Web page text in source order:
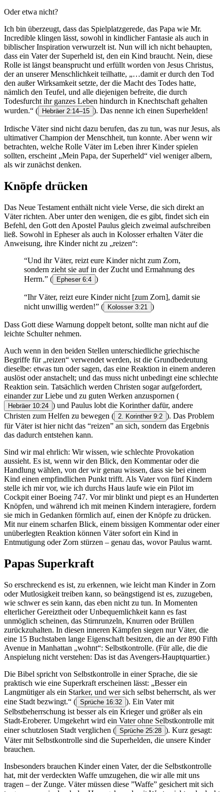
Oder etwa nicht?
Ich bin überzeugt, dass das Spielplatzgerede, das Papa wie Mr.
Incredible klingen lässt, sowohl in kindlicher Fantasie als auch in
biblischer Inspiration verwurzelt ist. Nun will ich nicht behaupten,
dass ein Vater der Superheld ist, den ein Kind braucht. Nein, diese
Rolle ist längst beansprucht und erfüllt worden von Jesus Christus,
der an unserer Menschlichkeit teilhatte, „…damit er durch den Tod
den außer Wirksamkeit setzte, der die Macht des Todes hatte,
nämlich den Teufel, und alle diejenigen befreite, die durch
Todesfurcht ihr ganzes Leben hindurch in Knechtschaft gehalten
wurden.“ ( Hebräer 2:14–15 ). Das nenne ich einen Superhelden!
Irdische Väter sind nicht dazu berufen, das zu tun, was nur Jesus, als
ultimativer Champion der Menschheit, tun konnte. Aber wenn wir
betrachten, welche Rolle Väter im Leben ihrer Kinder spielen
sollten, erscheint „Mein Papa, der Superheld“ viel weniger albern,
als wir zunächst denken.
Knöpfe drücken
Das Neue Testament enthält nicht viele Verse, die sich direkt an
Väter richten. Aber unter den wenigen, die es gibt, findet sich ein
Befehl, den Gott den Apostel Paulus gleich zweimal aufschreiben
ließ. Sowohl in Epheser als auch in Kolosser erhalten Väter die
Anweisung, ihre Kinder nicht zu „reizen“:
“Und ihr Väter, reizt eure Kinder nicht zum Zorn,
sondern zieht sie auf in der Zucht und Ermahnung des
Herrn.” ( Epheser 6:4 )
“Ihr Väter, reizt eure Kinder nicht [zum Zorn], damit sie
nicht unwillig werden!” ( Kolosser 3:21 )
Dass Gott diese Warnung doppelt betont, sollte man nicht auf die
leichte Schulter nehmen.
Auch wenn in den beiden Stellen unterschiedliche griechische
Begriffe für „reizen“ verwendet werden, ist die Grundbedeutung
dieselbe: etwas tun oder sagen, das eine Reaktion in einem anderen
auslöst oder anstachelt; und das muss nicht unbedingt eine schlechte
Reaktion sein. Tatsächlich werden Christen sogar aufgefordert,
einander zur Liebe und zu guten Werken anzuspornen (
Hebräer 10:24 ) und Paulus lobt die Korinther dafür, andere
Christen zum Helfen zu bewegen ( 2. Korinther 9:2 ). Das Problem
für Väter ist hier nicht das “reizen” an sich, sondern das Ergebnis
das dadurch entstehen kann.
Sind wir mal ehrlich: Wir wissen, wie schlechte Provokation
aussieht. Es ist, wenn wir den Blick, den Kommentar oder die
Handlung wählen, von der wir genau wissen, dass sie bei einem
Kind einen empfindlichen Punkt trifft. Als Vater von fünf Kindern
stelle ich mir vor, wie ich durchs Haus laufe wie ein Pilot im
Cockpit einer Boeing 747. Vor mir blinkt und piept es an Hunderten
Knöpfen, und während ich mit meinen Kindern interagiere, fordern
sie mich in Gedanken förmlich auf, einen der Knöpfe zu drücken.
Mit nur einem scharfen Blick, einem bissigen Kommentar oder einer
unüberlegten Reaktion können Väter sofort ein Kind in
Entmutigung oder Zorn stürzen – genau das, wovor Paulus warnt.
Papas Superkraft
So erschreckend es ist, zu erkennen, wie leicht man Kinder in Zorn
oder Mutlosigkeit treiben kann, so beängstigend ist es, zuzugeben,
wie schwer es sein kann, das eben nicht zu tun. In Momenten
elterlicher Gereiztheit oder Unbequemlichkeit kann es fast
unmöglich scheinen, das Stirnrunzeln, Knurren oder Brüllen
zurückzuhalten. In diesen inneren Kämpfen siegen nur Väter, die
eine 15 Buchstaben lange Eigenschaft besitzen, die an der 890 Fifth
Avenue in Manhattan „wohnt“: Selbstkontrolle. (Für alle, die die
Anspielung nicht verstehen: Das ist das Avengers-Hauptquartier.)
Die Bibel spricht von Selbstkontrolle in einer Sprache, die sie
praktisch wie eine Superkraft erscheinen lässt: „Besser ein
Langmütiger als ein Starker, und wer sich selbst beherrscht, als wer
eine Stadt bezwingt.“ ( Sprüche 16:32 ). Ein Vater mit
Selbstbeherrschung ist besser als ein Krieger und größer als ein
Stadt-Eroberer. Umgekehrt wird ein Vater ohne Selbstkontrolle mit
einer schutzlosen Stadt verglichen ( Sprüche 25:28 ). Kurz gesagt:
Väter mit Selbstkontrolle sind die Superhelden, die unsere Kinder
brauchen.
Insbesonders brauchen Kinder einen Vater, der die Selbstkontrolle
hat, mit der verdeckten Waffe umzugehen, die wir alle mit uns
tragen – der Zunge. Väter müssen diese ”Waffe” gesichert mit sich